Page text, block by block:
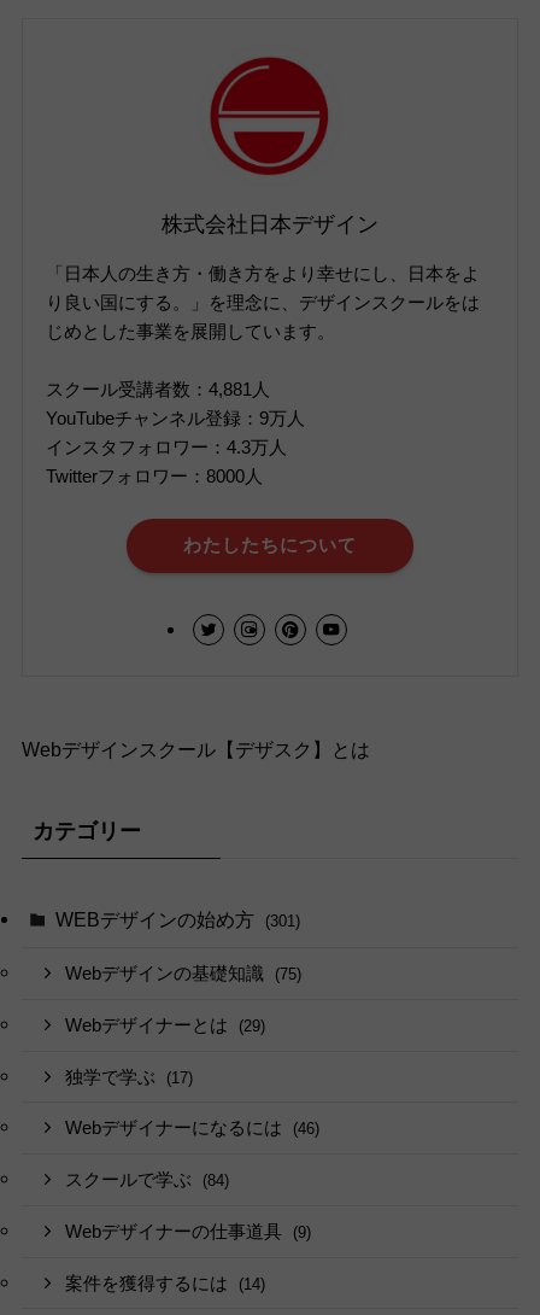
株式会社日本デザイン
「日本人の生き方・働き方をより幸せにし、日本をよ
り良い国にする。」を理念に、デザインスクールをは
じめとした事業を展開しています。
スクール受講者数：4,881人
YouTubeチャンネル登録：9万人
インスタフォロワー：4.3万人
Twitterフォロワー：8000人
わたしたちについて
Webデザインスクール【デザスク】とは
カテゴリー
WEBデザインの始め方 (301)
Webデザインの基礎知識 (75)
Webデザイナーとは (29)
独学で学ぶ (17)
Webデザイナーになるには (46)
スクールで学ぶ (84)
Webデザイナーの仕事道具 (9)
案件を獲得するには (14)